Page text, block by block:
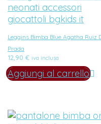
Leggins Bimba Blue Agatha Ruiz
Prada
12,90 € iva inclusa
Aggiungi al carrello